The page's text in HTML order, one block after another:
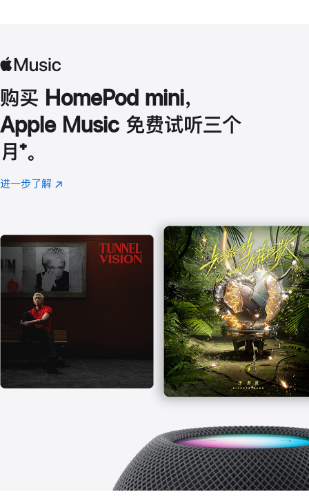
购买 HomePod mini，
Apple Music 免费试听三个
月 脚
注
⁺。
进一步了解 Apple
(在
口
中
打
开)